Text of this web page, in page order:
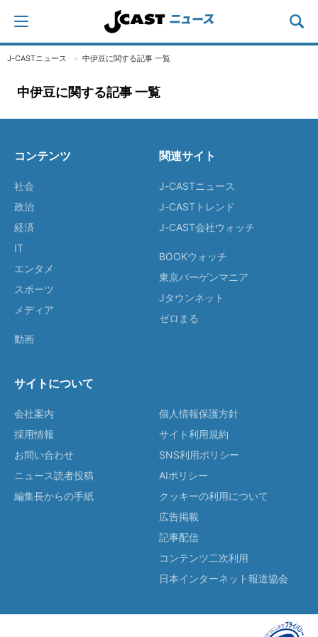
J-CASTニュース 中伊豆に関する記事 一覧
中伊豆に関する記事 一覧
コンテンツ
社会
政治
経済
IT
エンタメ
スポーツ
メディア
動画
関連サイト
J-CASTニュース
J-CASTトレンド
J-CAST会社ウォッチ
BOOKウォッチ
東京バーゲンマニア
Jタウンネット
ゼロまる
サイトについて
会社案内
採用情報
お問い合わせ
ニュース読者投稿
編集長からの手紙
個人情報保護方針
サイト利用規約
SNS利用ポリシー
AIポリシー
クッキーの利用について
広告掲載
記事配信
コンテンツ二次利用
日本インターネット報道協会